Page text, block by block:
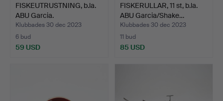
FISKEUTRUSTNING, b.la.
ABU Garcia.
Klubbades 30 dec 2023
6 bud
59 USD
FISKERULLAR, 11 st, b.la.
ABU Garcia/Shake…
Klubbades 30 dec 2023
11 bud
85 USD